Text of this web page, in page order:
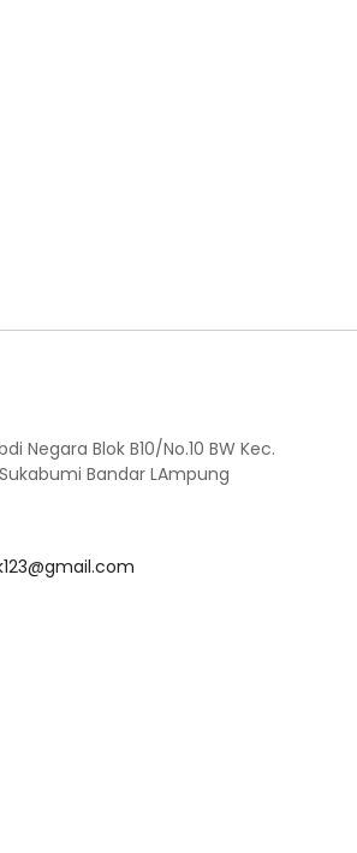
Negara Blok B10/No.10 BW Kec.
Bandar LAmpung